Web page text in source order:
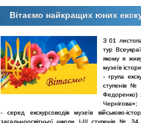
Вітаємо найкращих юних
З 01
тур
якому я
музеїв
- група
ступенів № 4
Федоренко)
Чернігова»;
- серед екскурсоводів музеїв військово-
загальноосвітньої школи І-ІІІ ступенів № 34